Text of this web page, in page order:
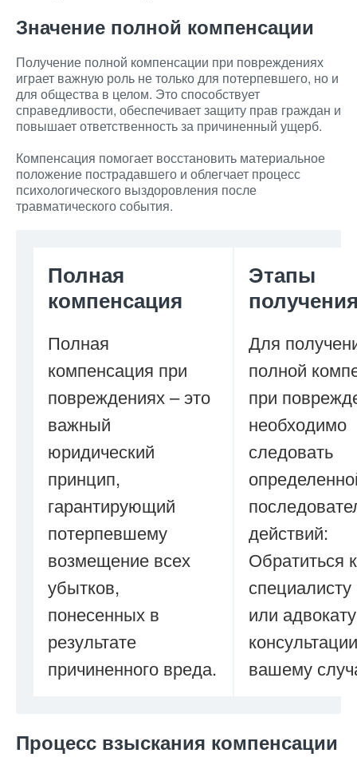
Значение полной компенсации
Получение полной компенсации при повреждениях
играет важную роль не только для потерпевшего, но и
для общества в целом. Это способствует
справедливости, обеспечивает защиту прав граждан и
повышает ответственность за причиненный ущерб.
Компенсация помогает восстановить материальное
положение пострадавшего и облегчает процесс
психологического выздоровления после
травматического события.
Полная
компенсация
Полная
компенсация при
повреждениях – это
важный
юридический
принцип,
гарантирующий
потерпевшему
возмещение всех
убытков,
понесенных в
результате
причиненного вреда.
Этапы
Для
полной
при
необходимо
следовать
действий:
Обратиться к
или
вашему
Процесс взыскания компенсации